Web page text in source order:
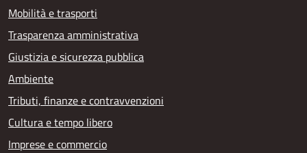
Mobilità e trasporti
Trasparenza amministrativa
Giustizia e sicurezza pubblica
Ambiente
Tributi, finanze e contravvenzioni
Cultura e tempo libero
Imprese e commercio